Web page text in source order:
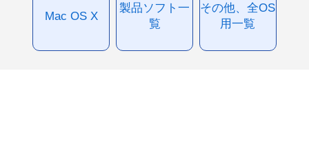
Mac OS X
製品ソフト一
覧
その他、全OS
用一覧